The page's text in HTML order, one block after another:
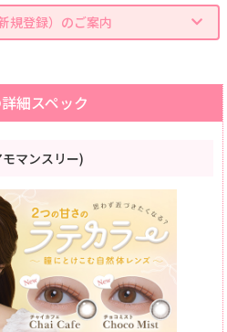
規登録）のご案内
細スペック
マンスリー)